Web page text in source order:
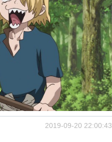
2019-09-20 22:00:43